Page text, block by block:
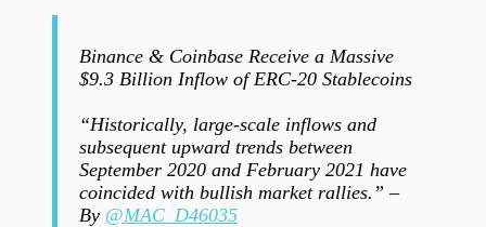
Binance & Coinbase Receive a Massive
$9.3 Billion Inflow of ERC-20 Stablecoins
“Historically, large-scale inflows and
subsequent upward trends between
September 2020 and February 2021 have
coincided with bullish market rallies.” –
By @MAC_D46035